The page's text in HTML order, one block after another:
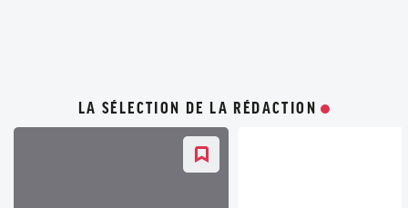
LA SÉLECTION DE LA RÉDACTION